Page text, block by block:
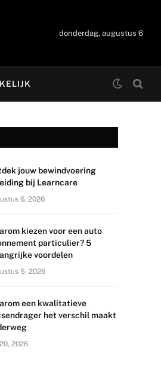
donderdag, augustus 6
jouw bewindvoering
bij Learncare
6, 2026
kiezen voor een auto
particulier? 5
voordelen
5, 2026
een kwalitatieve
het verschil maakt
2026